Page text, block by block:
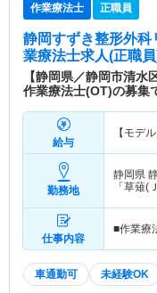
作業療法士 正職員
静岡すずき整形外科
業療法士求人(正職
【静岡県／静岡市清
作業療法士(OT)の募集
給与
【モデ
勤務地
静岡県
「草薙(
仕事内容
■作業療
車通勤可 未経験OK